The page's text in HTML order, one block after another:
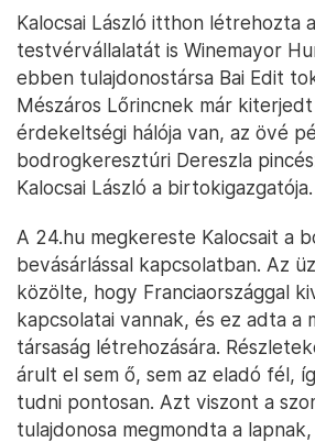
Kalocsai László itthon létrehozta
testvérvállalatát is Winemayor
ebben tulajdonostársa Bai Edit
Mészáros Lőrincnek már
érdekeltségi hálója van, az övé
bodrogkeresztúri Dereszla
Kalocsai László a birtokigazgatója.
A 24.hu megkereste Kalocsait a
bevásárlással kapcsolatban. Az
közölte, hogy Franciaországgal
kapcsolatai vannak, és ez adta a
társaság létrehozására.
árult el sem ő, sem az eladó fél,
tudni pontosan. Azt viszont a
tulajdonosa megmondta a